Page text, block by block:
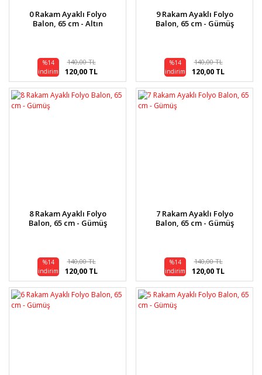
0 Rakam Ayaklı Folyo
Balon, 65 cm - Altın
%14
indirim
140,00 TL
120,00 TL
9 Rakam Ayaklı Folyo
Balon, 65 cm - Gümüş
%14
indirim
140,00 TL
120,00 TL
8 Rakam Ayaklı Folyo
Balon, 65 cm - Gümüş
%14
indirim
140,00 TL
120,00 TL
7 Rakam Ayaklı Folyo
Balon, 65 cm - Gümüş
%14
indirim
140,00 TL
120,00 TL